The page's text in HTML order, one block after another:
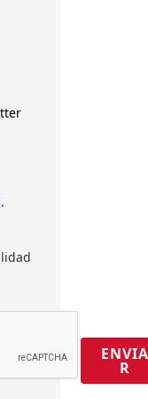
ENVIA
R